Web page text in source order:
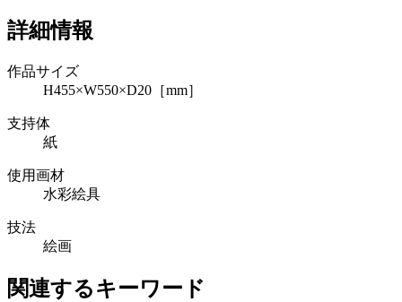
詳細情報
作品サイズ
H455×W550×D20［mm］
支持体
紙
使用画材
水彩絵具
技法
絵画
関連するキーワード